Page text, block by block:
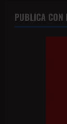
PUBLICA CON